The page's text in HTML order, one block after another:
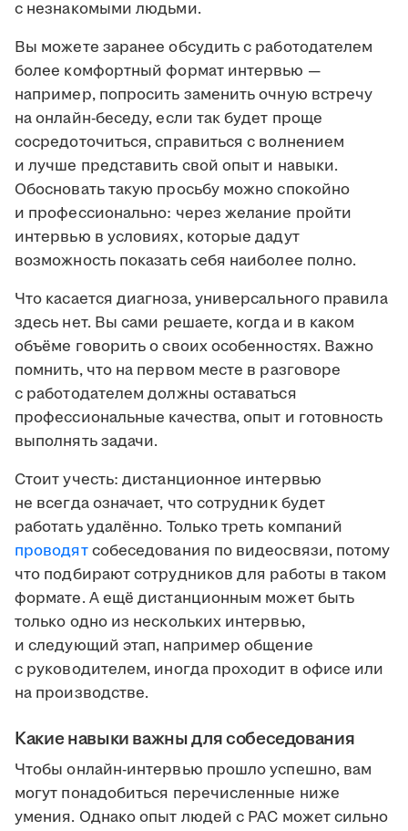
с незнакомыми людьми.
Вы можете заранее обсудить с работодателем
более комфортный формат интервью —
например, попросить заменить очную встречу
на онлайн-беседу, если так будет проще
сосредоточиться, справиться с волнением
и лучше представить свой опыт и навыки.
Обосновать такую просьбу можно спокойно
и профессионально: через желание пройти
интервью в условиях, которые дадут
возможность показать себя наиболее полно.
Что касается диагноза, универсального правила
здесь нет. Вы сами решаете, когда и в каком
объёме говорить о своих особенностях. Важно
помнить, что на первом месте в разговоре
с работодателем должны оставаться
профессиональные качества, опыт и готовность
выполнять задачи.
Стоит учесть: дистанционное интервью
не всегда означает, что сотрудник будет
работать удалённо. Только треть компаний
проводятсобеседования по видеосвязи, потому
что подбирают сотрудников для работы в таком
формате. А ещё дистанционным может быть
только одно из нескольких интервью,
и следующий этап, например общение
с руководителем, иногда проходит в офисе или
на производстве.
Какие навыки важны для собеседования
Чтобы онлайн-интервью прошло успешно, вам
могут понадобиться перечисленные ниже
умения. Однако опыт людей с РАС может сильно